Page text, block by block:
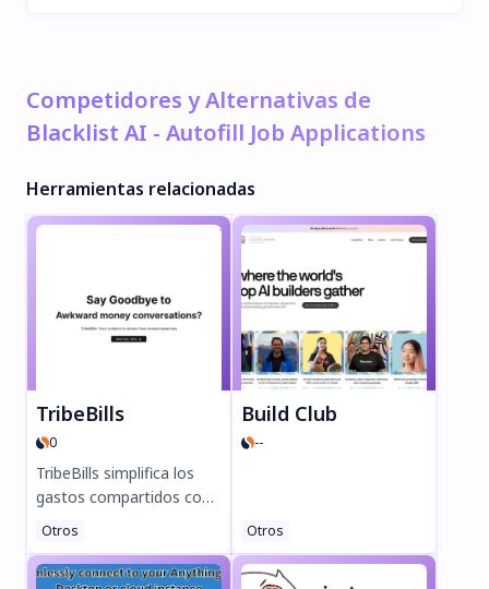
Competidores y Alternativas de
Blacklist AI - Autofill Job Applications
Herramientas relacionadas
TribeBills
0
TribeBills simplifica los
gastos compartidos con
seguimiento automático,
liquidaciones fáciles.
Otros
Build Club
--
Otros